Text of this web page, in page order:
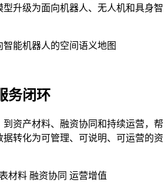
升级为面向机器人、无人机和具身智
务闭环
到资产材料、融资协同和持续运营，帮
转化为可管理、可说明、可运营的资
材料 融资协同 运营增值